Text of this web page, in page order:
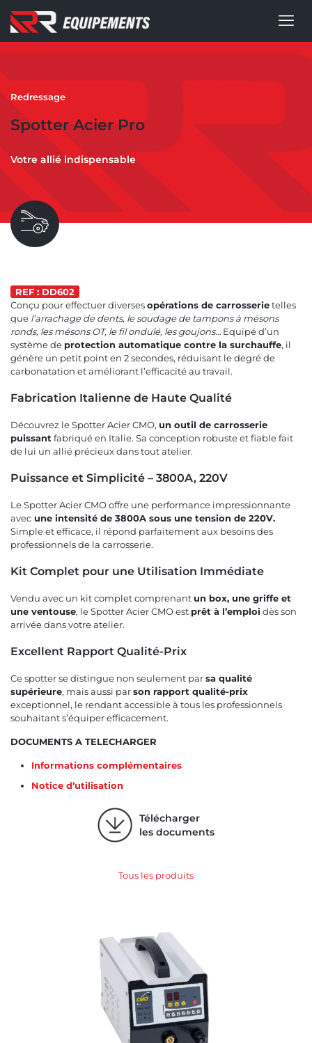
Redressage
Spotter Acier Pro
Votre allié indispensable
REF : DD602
Conçu pour effectuer diversesopérations de carrosserietelles
que l’arrachage de dents, le soudage de tampons à mésons
ronds, les mésons OT, le fil ondulé, les goujons… Equipé d’un
système de protection automatique contre la surchauffe, il
génère un petit point en 2 secondes, réduisant le degré de
carbonatation et améliorant l’efficacité au travail.
Fabrication Italienne de Haute Qualité
Découvrez le Spotter Acier CMO, un outil de carrosserie
puissant fabriqué en Italie. Sa conception robuste et fiable fait
de lui un allié précieux dans tout atelier.
Puissance et Simplicité – 3800A, 220V
Le Spotter Acier CMO offre une performance impressionnante
avec une intensité de 3800A sous une tension de 220V.
Simple et efficace, il répond parfaitement aux besoins des
professionnels de la carrosserie.
Kit Complet pour une Utilisation Immédiate
Vendu avec un kit complet comprenantun box, une griffe et
une ventouse, le Spotter Acier CMO est prêt à l’emploi dès son
arrivée dans votre atelier.
Excellent Rapport Qualité-Prix
Ce spotter se distingue non seulement parsa qualité
supérieure, mais aussi parson rapport qualité-prix
exceptionnel, le rendant accessible à tous les professionnels
souhaitant s’équiper efficacement.
DOCUMENTS A TELECHARGER
Informations complémentaires
Notice d’utilisation
Télécharger
les documents
Tous les produits